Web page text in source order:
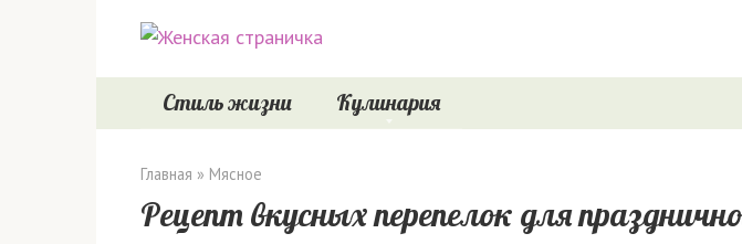
Стиль жизни Кулинария
Главная » Мясное
Рецепт вкусных перепелок для